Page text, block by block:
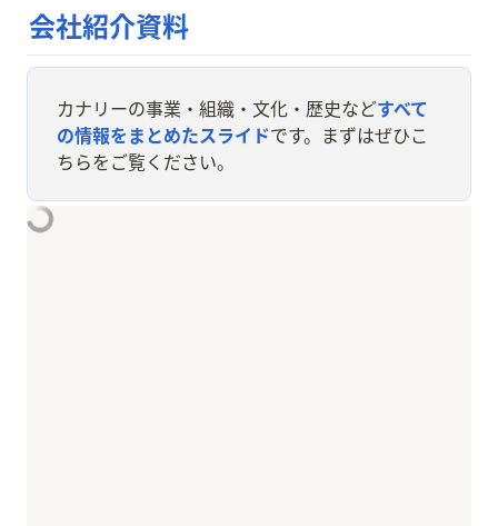
すくするために、1週間で事業判断
につながる問いに対してリサーチ
を行う取り組みです。 私たちは、
ば、本当の意味で求められるtoCプ
ロダクトをつくることは難しいだろ
うと考えています。そのために、事
業の根幹的な意思決定から、ユー
いく仕組みがリサーチスプリント
です。
会社紹介資料
カナリーの事業・組織・文化・歴史などすべて
の情報をまとめたスライドです。まずはぜひこ
ちらをご覧ください。